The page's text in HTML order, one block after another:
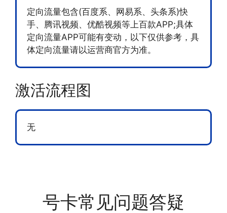
定向流量包含(百度系、网易系、头条系)快
手、腾讯视频、优酷视频等上百款APP;具体
定向流量APP可能有变动，以下仅供参考，具
体定向流量请以运营商官方为准。
激活流程图
无
号卡常见问题答疑